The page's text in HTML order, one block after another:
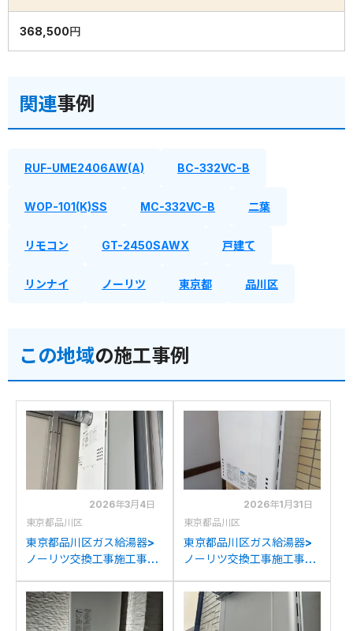
368,500円
関連事例
RUF-UME2406AW(A) BC-332VC-B
WOP-101(K)SS MC-332VC-B 二葉
リモコン GT-2450SAWX 戸建て
リンナイ ノーリツ 東京都 品川区
この地域の施工事例
2026年3月4日
東京都品川区
東京都品川区ガス給湯器>
ノーリツ交換工事施工事
C2439(S)AWX-Tからノ
ーリツGTH-
C2460AW3H-T-1BLへの
2026年1月31日
東京都品川区
東京都品川区ガス給湯器>
ノーリツ交換工事施工事
WXからノーリツGT-
1670SAW BLへの交換